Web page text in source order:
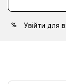
% Увійти для